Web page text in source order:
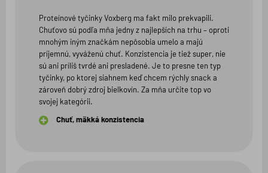
Proteínové tyčinky Voxberg ma fakt milo prekvapili.
Chuťovo sú podľa mňa jedny z najlepších na trhu – oproti
mnohým iným značkám nepôsobia umelo a majú
príjemnú, vyváženú chuť. Konzistencia je tiež super, nie
sú ani príliš tvrdé ani presladené. Je to presne ten typ
tyčinky, po ktorej siahnem keď chcem rýchly snack a
zároveň dobrý zdroj bielkovín. Za mňa určite top vo
svojej kategórii.
Chuť, mäkká konzistencia